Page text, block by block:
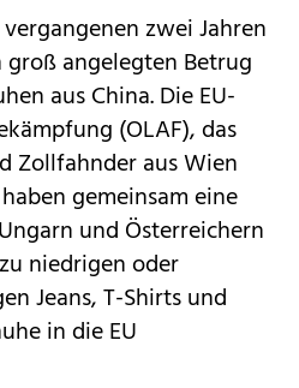
zwei Jahren
angelegten Betrug
aus China. Die EU-
(OLAF), das
Zollfahnder aus Wien
gemeinsam eine
und Österreichern
niedrigen oder
Jeans, T-Shirts und
in die EU